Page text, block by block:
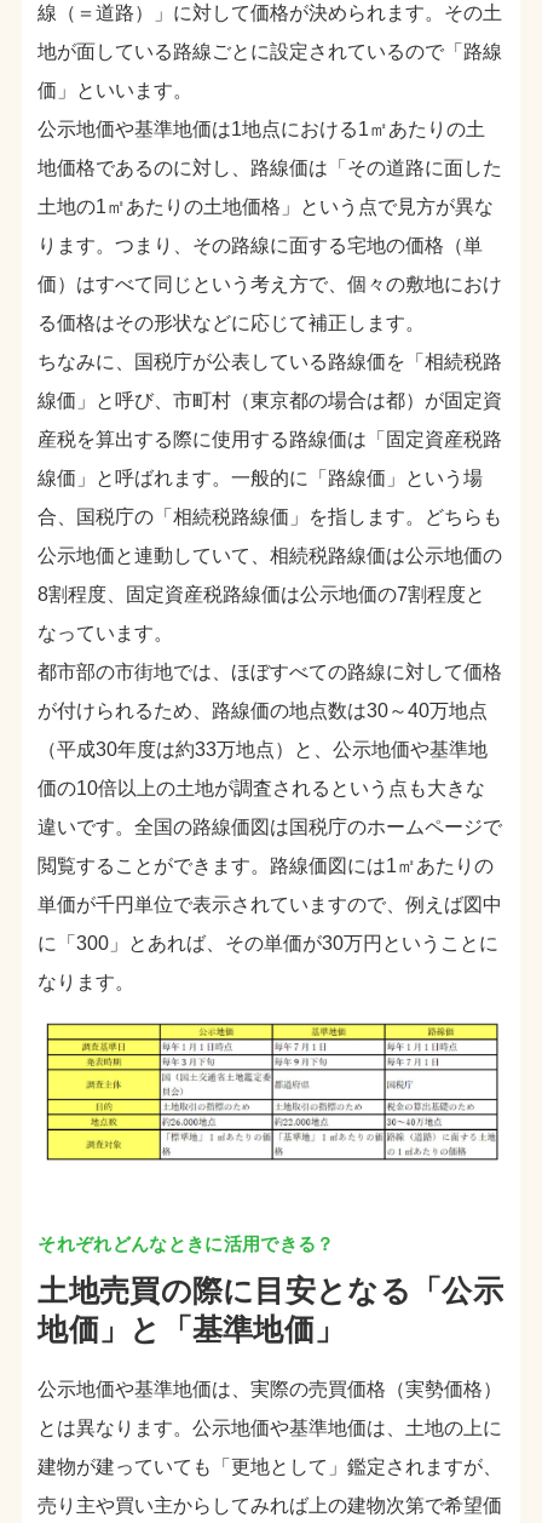
線（＝道路）」に対して価格が決められます。その土
地が面している路線ごとに設定されているので「路線
価」といいます。
公示地価や基準地価は1地点における1㎡あたりの土
地価格であるのに対し、路線価は「その道路に面した
土地の1㎡あたりの土地価格」という点で見方が異な
ります。つまり、その路線に面する宅地の価格（単
価）はすべて同じという考え方で、個々の敷地におけ
る価格はその形状などに応じて補正します。
ちなみに、国税庁が公表している路線価を「相続税路
線価」と呼び、市町村（東京都の場合は都）が固定資
産税を算出する際に使用する路線価は「固定資産税路
線価」と呼ばれます。一般的に「路線価」という場
合、国税庁の「相続税路線価」を指します。どちらも
公示地価と連動していて、相続税路線価は公示地価の
8割程度、固定資産税路線価は公示地価の7割程度と
なっています。
都市部の市街地では、ほぼすべての路線に対して価格
が付けられるため、路線価の地点数は30～40万地点
（平成30年度は約33万地点）と、公示地価や基準地
価の10倍以上の土地が調査されるという点も大きな
違いです。全国の路線価図は国税庁のホームページで
閲覧することができます。路線価図には1㎡あたりの
単価が千円単位で表示されていますので、例えば図中
に「300」とあれば、その単価が30万円ということに
なります。
土地売買の際に目安となる「公示
地価」と「基準地価」
公示地価や基準地価は、実際の売買価格（実勢価格）
とは異なります。公示地価や基準地価は、土地の上に
建物が建っていても「更地として」鑑定されますが、
売り主や買い主からしてみれば上の建物次第で希望価